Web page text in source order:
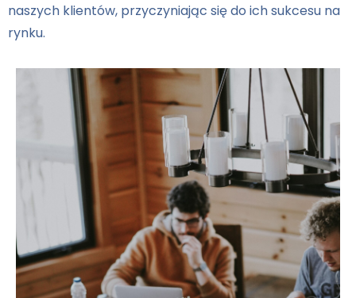
naszych klientów, przyczyniając się do ich sukcesu na
rynku.